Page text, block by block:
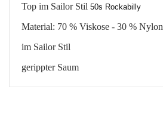
Top im Sailor Stil 50s Rockabilly
Material: 70 % Viskose - 30 % Nylon
im Sailor Stil
gerippter Saum